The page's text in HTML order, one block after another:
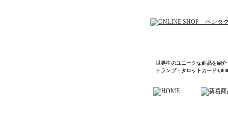
世界中のユニークな商品を紹
トランプ・タロットカード